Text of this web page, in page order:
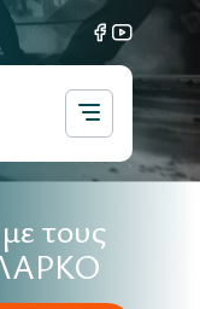
τους
ΛΑΡΚΟ